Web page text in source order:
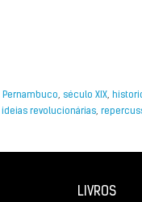
Pernambuco, século XIX,
ideias revolucionárias,
LIVROS